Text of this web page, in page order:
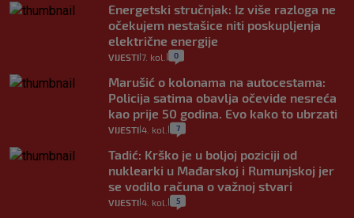
Energetski stručnjak: Iz više razloga ne
očekujem nestašice niti poskupljenja
električne energije
VIJESTI 7. kol. 0
Marušić o kolonama na autocestama:
Policija satima obavlja očevide nesreća
kao prije 50 godina. Evo kako to ubrzati
VIJESTI 4. kol. 7
Tadić: Krško je u boljoj poziciji od
nuklearki u Mađarskoj i Rumunjskoj jer
se vodilo računa o važnoj stvari
VIJESTI 4. kol. 5